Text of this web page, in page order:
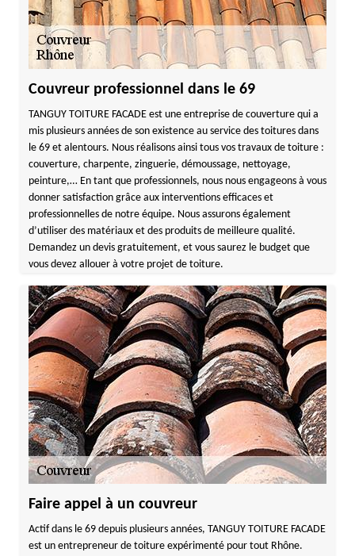
Couvreur professionnel dans le 69
TANGUY TOITURE FACADE est une entreprise de couverture qui a
mis plusieurs années de son existence au service des toitures dans
le 69 et alentours. Nous réalisons ainsi tous vos travaux de toiture :
couverture, charpente, zinguerie, démoussage, nettoyage,
peinture,… En tant que professionnels, nous nous engageons à vous
donner satisfaction grâce aux interventions efficaces et
professionnelles de notre équipe. Nous assurons également
d’utiliser des matériaux et des produits de meilleure qualité.
Demandez un devis gratuitement, et vous saurez le budget que
vous devez allouer à votre projet de toiture.
Faire appel à un couvreur
Actif dans le 69 depuis plusieurs années, TANGUY TOITURE FACADE
est un entrepreneur de toiture expérimenté pour tout Rhône.